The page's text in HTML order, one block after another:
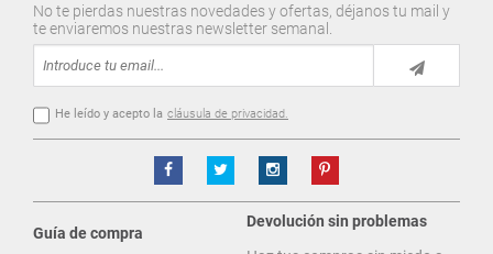
No te pierdas nuestras novedades y ofertas, déjanos tu mail y
te enviaremos nuestras newsletter semanal.
He leído y acepto la cláusula de privacidad.
Guía de compra
Devolución sin problemas